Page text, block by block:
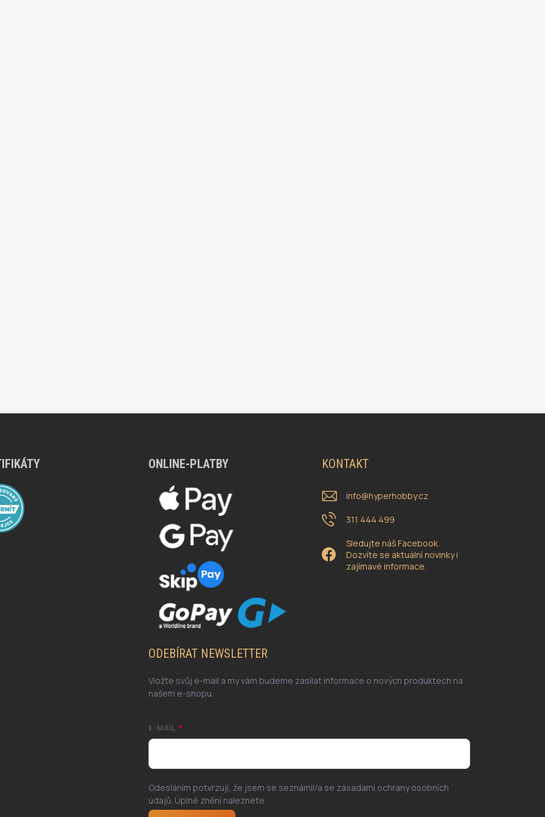
ONLINE-PLATBY KONTAKT
info@hyperhobby.cz
311 444 499
Sledujte náš Facebook.
Dozvíte se aktuální novinky i
zajímavé informace.
ODEBÍRAT NEWSLETTER
Vložte svůj e-mail a my vám budeme zasílat informace o nových produktech na
našem e-shopu.
E-MAIL
Odesláním potvrzuji, že jsem se seznámil/a se zásadami ochrany osobních
údajů. Úplné znění naleznete